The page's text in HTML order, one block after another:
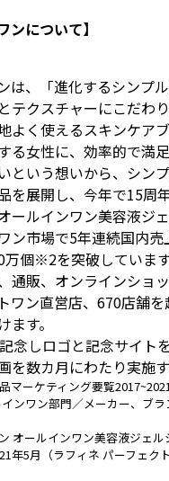
ンについて】
は、「進化するシンプ
テクスチャーにこだわり
よく使えるスキンケアブ
る女性に、効率的で満
という想いから、シン
を展開し、今年で15周
ールインワン美容液ジ
ン市場で5年連続国内
個※2を突破していま
通販、オンラインショ
ワン直営店、670店舗
す。
念しロゴと記念サイト
を数カ月にわたり実施す
マーケティング要覧
ンワン部門／メーカー、ブラ
オールインワン美容液ジェル
年5月（ラフィネ パーフェク